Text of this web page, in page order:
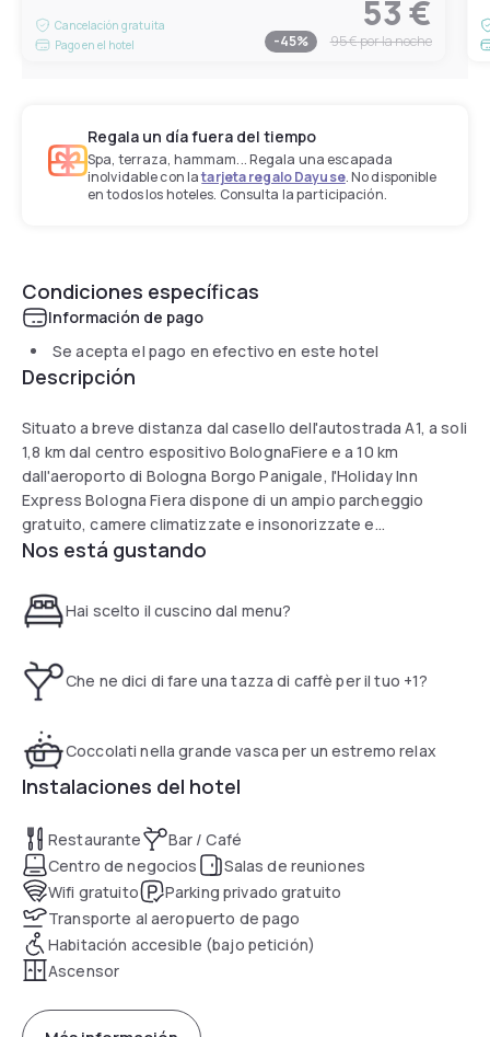
Cancelación gratuita
Pago en el hotel
53 €
-45% 95 €por la noche
Regala un día fuera del tiempo
Spa, terraza, hammam... Regala una escapada
inolvidable con latarjeta regalo Dayuse. No disponible
en todos los hoteles. Consulta la participación.
Condiciones específicas
Información de pago
Se acepta el pago en efectivo en este hotel
Descripción
Situato a breve distanza dal casello dell'autostrada A1, a soli
1,8 km dal centro espositivo BolognaFiere e a 10 km
dall'aeroporto di Bologna Borgo Panigale, l'Holiday Inn
Express Bologna Fiera dispone di un ampio parcheggio
gratuito, camere climatizzate e insonorizzate e
connessione WI-FI in tutto l’Hotel. Le camere dispongono di
bollitore con thè e caffè e connessione internet Wi-Fi.
Potrete inoltre gustare piatti tipici della cucina italiana nel
al bar. Il centro storico di Bologna è raggiungibile in circa 20
minuti con i mezzi pubblici: proprio di fronte all'Holiday Inn
la stazione ferroviaria di Bologna dista 10 minuti di auto.
Nos está gustando
Hai scelto il cuscino dal menu?
Che ne dici di fare una tazza di caffè per il tuo +1?
Coccolati nella grande vasca per un estremo relax
Instalaciones del hotel
Restaurante
Bar / Café
Centro de negocios
Salas de reuniones
Wifi gratuito
Parking privado gratuito
Transporte al aeropuerto de pago
Habitación accesible (bajo petición)
Ascensor